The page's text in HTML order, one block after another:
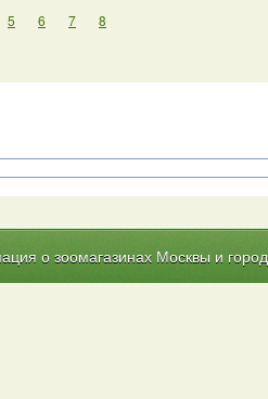
5 6 7 8
о зоомагазинах Москвы и